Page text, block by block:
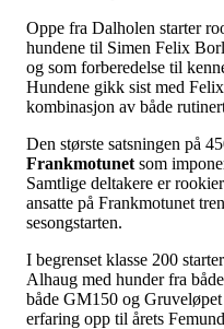
Oppe fra Dalholen starter
hundene til Simen Felix
og som forberedelse til
Hundene gikk sist med
kombinasjon av både
Den største satsningen på
Frankmotunet som
Samtlige deltakere er
ansatte på Frankmotunet
sesongstarten.
I begrenset klasse 200 starter
Alhaug med hunder fra
både GM150 og
erfaring opp til årets